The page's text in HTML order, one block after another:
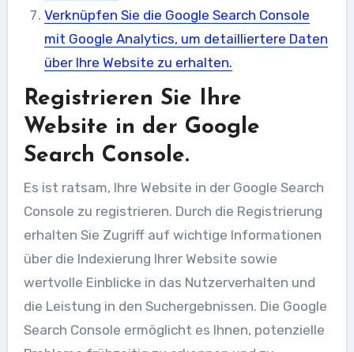
Verknüpfen Sie die Google Search Console
mit Google Analytics, um detailliertere Daten
über Ihre Website zu erhalten.
Registrieren Sie Ihre
Website in der Google
Search Console.
Es ist ratsam, Ihre Website in der Google Search
Console zu registrieren. Durch die Registrierung
erhalten Sie Zugriff auf wichtige Informationen
über die Indexierung Ihrer Website sowie
wertvolle Einblicke in das Nutzerverhalten und
die Leistung in den Suchergebnissen. Die Google
Search Console ermöglicht es Ihnen, potenzielle